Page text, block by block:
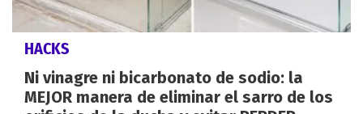
HACKS
Ni vinagre ni bicarbonato de sodio: la
MEJOR manera de eliminar el sarro de los